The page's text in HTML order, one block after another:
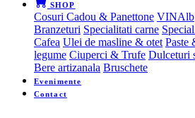
SHOP
Cosuri Cadou & Panettone VINAlb
Branzeturi Specialitati carne
Cafea Ulei de masline & otet Paste
legume Ciuperci & Trufe Dulceturi
Bere artizanala Bruschete
Evenimente
Contact